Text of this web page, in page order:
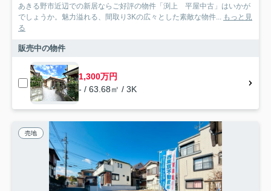
あきる野市近辺での新居ならご好評の物件「渕上 平屋中古」はいかが
でしょうか。魅力溢れる、間取り3Kの広々とした素敵な物件... もっと見
る
販売中の物件
1,300万円
- / 63.68㎡ / 3K
売地